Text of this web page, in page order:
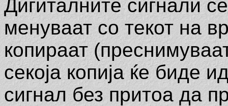
Дигиталните сигнали
менуваат со текот на
копираат
секоја копија ќе биде
сигнал без притоа да